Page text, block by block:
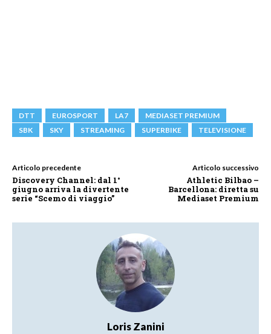
DTT EUROSPORT LA7
MEDIASET PREMIUM
SBK
SKY STREAMING SUPERBIKE TELEVISIONE
Articolo precedente
Discovery Channel: dal 1°
giugno arriva la divertente
serie “Scemo di viaggio”
Articolo successivo
Athletic Bilbao –
Barcellona: diretta su
Mediaset Premium
Loris Zanini